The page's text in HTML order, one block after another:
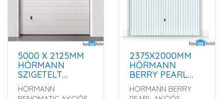
5000 X 2125MM
HÖRMANN
SZIGETELT
SZEKCIONÁLT
GARÁZSKAPU -
HÖRMANN
2375X2000MM
HÖRMANN
BERRY PEARL
GARÁZSKAPU -
KÉZI VAGY
HÖRMANN BERRY